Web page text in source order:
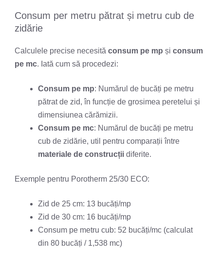
Consum per metru pătrat și metru cub de
zidărie
Calculele precise necesită consum pe mp și consum
pe mc. Iată cum să procedezi:
Consum pe mp: Numărul de bucăți pe metru
pătrat de zid, în funcție de grosimea peretelui și
dimensiunea cărămizii.
Consum pe mc: Numărul de bucăți pe metru
cub de zidărie, util pentru comparații între
materiale de construcții diferite.
Exemple pentru Porotherm 25/30 ECO:
Zid de 25 cm: 13 bucăți/mp
Zid de 30 cm: 16 bucăți/mp
Consum pe metru cub: 52 bucăți/mc (calculat
din 80 bucăți / 1,538 mc)